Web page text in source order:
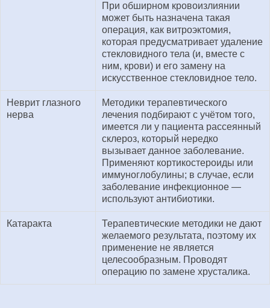
При обширном кровоизлиянии
может быть назначена такая
операция, как витроэктомия,
которая предусматривает удаление
стекловидного тела (и, вместе с
ним, крови) и его замену на
искусственное стекловидное тело.
Неврит глазного
нерва
Методики терапевтического
лечения подбирают с учётом того,
имеется ли у пациента рассеянный
склероз, который нередко
вызывает данное заболевание.
Применяют кортикостероиды или
иммуноглобулины; в случае, если
заболевание инфекционное —
используют антибиотики.
Катаракта
Терапевтические методики не дают
желаемого результата, поэтому их
применение не является
целесообразным. Проводят
операцию по замене хрусталика.